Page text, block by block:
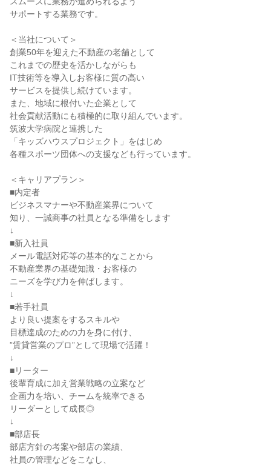
サポートする業務です。
＜当社について＞
創業50年を迎えた不動産の老舗として
これまでの歴史を活かしながらも
IT技術等を導入しお客様に質の高い
サービスを提供し続けています。
また、地域に根付いた企業として
社会貢献活動にも積極的に取り組んでいます。
筑波大学病院と連携した
「キッズハウスプロジェクト」をはじめ
各種スポーツ団体への支援なども行っています。
＜キャリアプラン＞
■内定者
ビジネスマナーや不動産業界について
知り、一誠商事の社員となる準備をします
↓
■新入社員
メール電話対応等の基本的なことから
不動産業界の基礎知識・お客様の
ニーズを学び力を伸ばします。
↓
■若手社員
より良い提案をするスキルや
目標達成のための力を身に付け、
”賃貸営業のプロ”として現場で活躍！
↓
■リーター
後輩育成に加え営業戦略の立案など
企画力を培い、チームを統率できる
リーダーとして成長◎
↓
■部店長
部店方針の考案や部店の業績、
社員の管理などをこなし、